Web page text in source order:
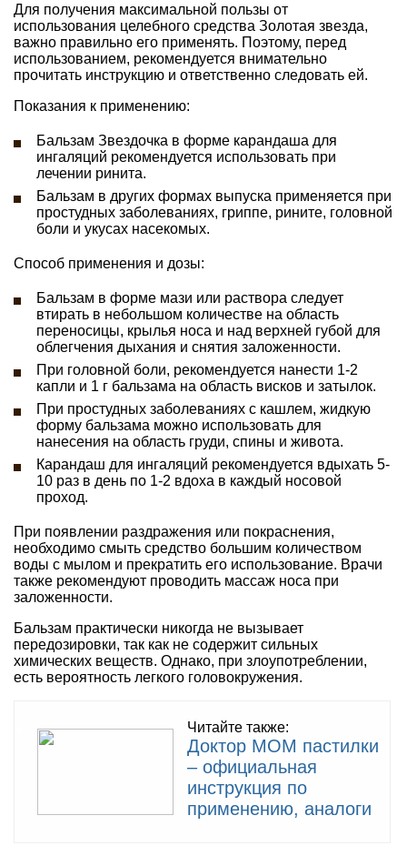
Для получения максимальной пользы от
использования целебного средства Золотая звезда,
важно правильно его применять. Поэтому, перед
использованием, рекомендуется внимательно
прочитать инструкцию и ответственно следовать ей.
Показания к применению:
Бальзам Звездочка в форме карандаша для
ингаляций рекомендуется использовать при
лечении ринита.
Бальзам в других формах выпуска применяется при
простудных заболеваниях, гриппе, рините, головной
боли и укусах насекомых.
Способ применения и дозы:
Бальзам в форме мази или раствора следует
втирать в небольшом количестве на область
переносицы, крылья носа и над верхней губой для
облегчения дыхания и снятия заложенности.
При головной боли, рекомендуется нанести 1-2
капли и 1 г бальзама на область висков и затылок.
При простудных заболеваниях с кашлем, жидкую
форму бальзама можно использовать для
нанесения на область груди, спины и живота.
Карандаш для ингаляций рекомендуется вдыхать 5-
10 раз в день по 1-2 вдоха в каждый носовой
проход.
При появлении раздражения или покраснения,
необходимо смыть средство большим количеством
воды с мылом и прекратить его использование. Врачи
также рекомендуют проводить массаж носа при
заложенности.
Бальзам практически никогда не вызывает
передозировки, так как не содержит сильных
химических веществ. Однако, при злоупотреблении,
есть вероятность легкого головокружения.
Читайте также:
Доктор МОМ пастилки
– официальная
инструкция по
применению, аналоги